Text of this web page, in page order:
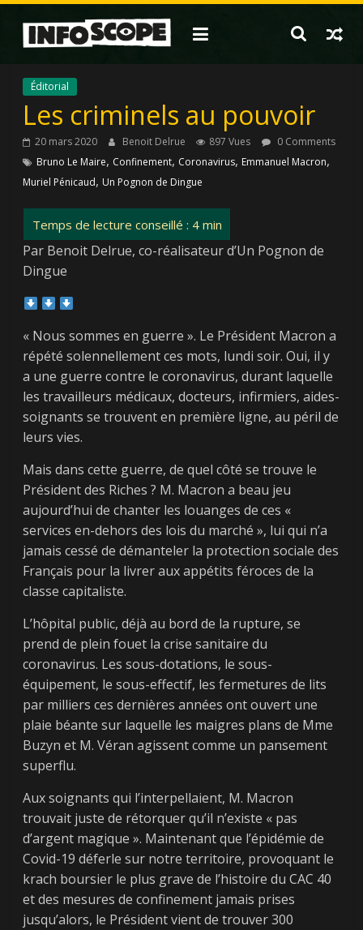
Passer
contenu
Éditorial
Les criminels au pouvoir
20 mars 2020 Benoit Delrue 897 Vues
0 Comments
Bruno Le Maire, Confinement, Coronavirus, Emmanuel Macron,
Muriel Pénicaud, Un Pognon de Dingue
Par Benoit Delrue, co-réalisateur d’Un Pognon de
Dingue
« Nous sommes en guerre ». Le Président Macron a
répété solennellement ces mots, lundi soir. Oui, il y
a une guerre contre le coronavirus, durant laquelle
les travailleurs médicaux, docteurs, infirmiers, aides-
soignants se trouvent en première ligne, au péril de
leurs vies.
Mais dans cette guerre, de quel côté se trouve le
Président des Riches ? M. Macron a beau jeu
aujourd’hui de chanter les louanges de ces «
services en-dehors des lois du marché », lui qui n’a
jamais cessé de démanteler la protection sociale des
Français pour la livrer aux appétits féroces de la
classe capitaliste.
L’hôpital public, déjà au bord de la rupture, se
prend de plein fouet la crise sanitaire du
coronavirus. Les sous-dotations, le sous-
équipement, le sous-effectif, les fermetures de lits
par milliers ces dernières années ont ouvert une
plaie béante sur laquelle les maigres plans de Mme
Buzyn et M. Véran agissent comme un pansement
superflu.
Aux soignants qui l’interpellaient, M. Macron
trouvait juste de rétorquer qu’il n’existe « pas
d’argent magique ». Maintenant que l’épidémie de
Covid-19 déferle sur notre territoire, provoquant le
krach boursier le plus grave de l’histoire du CAC 40
et des mesures de confinement jamais prises
jusqu’alors, le Président vient de trouver 300